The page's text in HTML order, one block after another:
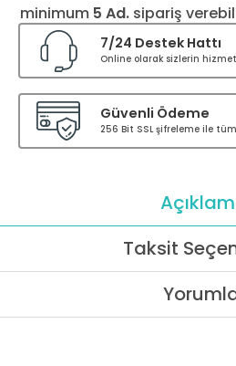
minimum 5 Ad. sipariş
7/24 Destek Hattı
Online olarak sizlerin
Güvenli Ödeme
256 Bit SSL şifreleme ile
Taksit